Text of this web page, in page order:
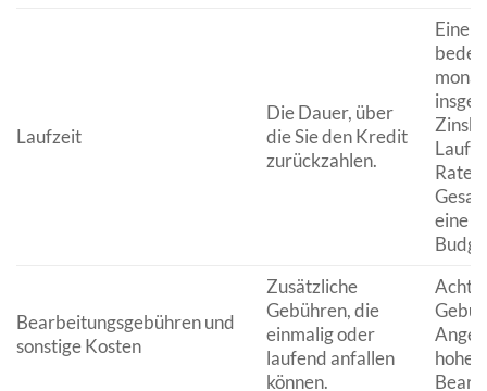
Laufzeit
Die Dauer, über
die Sie den Kredit
zurückzahlen.
Eine
eine
Bearbeitungsgebühren und
sonstige Kosten
Zusätzliche
Gebühren, die
einmalig oder
laufend anfallen
können.
hohe